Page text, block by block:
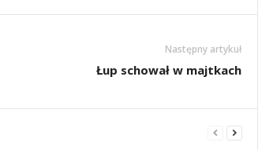
Następny artykuł
Łup schował w majtkach